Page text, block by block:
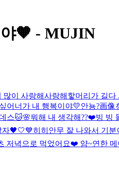
🧡 - MUJIN
많이 사랑해사랑해 핳머리가 길다
어 너가 내 행복이야💛안뇽?画像
스🐱🌸뭐해 내 생각해??❤️빙 빙
자🖤🤍💙히히 안무 잘 나와서 기분
저녁으로 먹었어요❤️ 얌~연한